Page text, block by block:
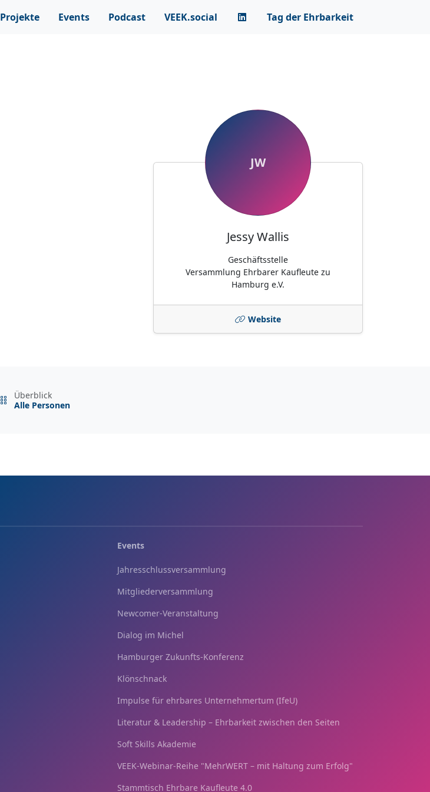
Projekte Events Podcast VEEK.social Tag der Ehrbarkeit
JW
Jessy Wallis
Geschäftsstelle
Versammlung Ehrbarer Kaufleute zu
Hamburg e.V.
Website
Überblick
Alle Personen
Events
Jahresschlussversammlung
Mitgliederversammlung
Newcomer-Veranstaltung
Dialog im Michel
Hamburger Zukunfts-Konferenz
Klönschnack
Impulse für ehrbares Unternehmertum (IfeU)
Literatur & Leadership – Ehrbarkeit zwischen den Seiten
Soft Skills Akademie
VEEK-Webinar-Reihe "MehrWERT – mit Haltung zum Erfolg"
Stammtisch Ehrbare Kaufleute 4.0